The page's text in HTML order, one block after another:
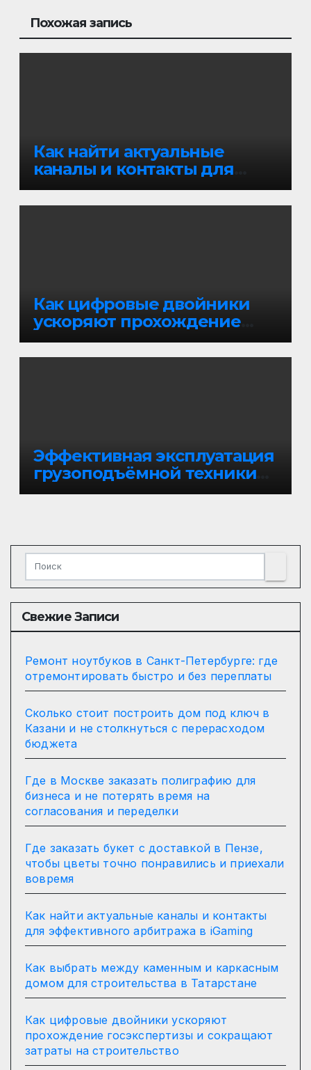
Похожая запись
Как найти актуальные
каналы и контакты для
эффективного арбитража в
iGaming
Как цифровые двойники
ускоряют прохождение
госэкспертизы и
сокращают затраты на
Эффективная эксплуатация
грузоподъёмной техники
на Дальнем Востоке
Свежие Записи
Ремонт ноутбуков в Санкт-Петербурге: где
отремонтировать быстро и без переплаты
Сколько стоит построить дом под ключ в
Казани и не столкнуться с перерасходом
бюджета
Где в Москве заказать полиграфию для
бизнеса и не потерять время на
согласования и переделки
Где заказать букет с доставкой в Пензе,
чтобы цветы точно понравились и приехали
вовремя
Как найти актуальные каналы и контакты
для эффективного арбитража в iGaming
Как выбрать между каменным и каркасным
домом для строительства в Татарстане
Как цифровые двойники ускоряют
прохождение госэкспертизы и сокращают
затраты на строительство